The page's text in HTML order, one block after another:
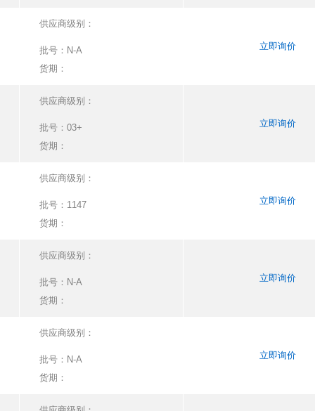
供应商级别：
批号： N-A
货期：
立即询价
供应商级别：
批号： 03+
货期：
立即询价
供应商级别：
批号： 1147
货期：
立即询价
供应商级别：
批号： N-A
货期：
立即询价
供应商级别：
批号： N-A
货期：
立即询价